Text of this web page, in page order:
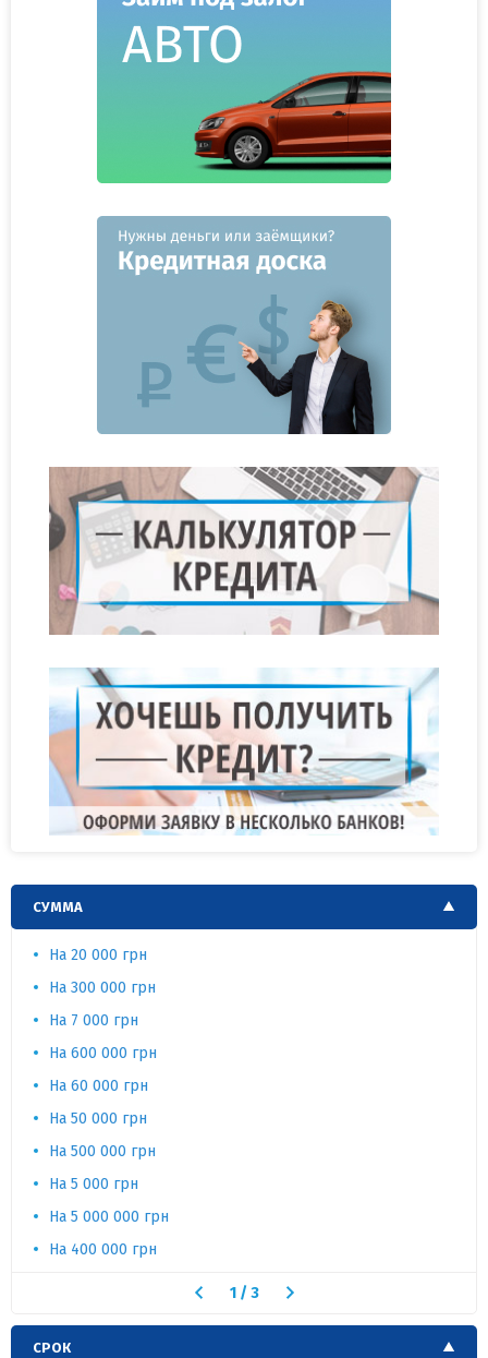
СУММА
На 20 000 грн
На 300 000 грн
На 7 000 грн
На 600 000 грн
На 60 000 грн
На 50 000 грн
На 500 000 грн
На 5 000 грн
На 5 000 000 грн
На 400 000 грн
1/ 3
СРОК